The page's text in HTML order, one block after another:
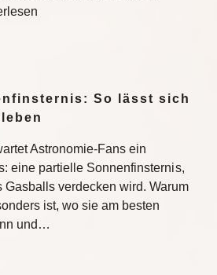
So lässt sich
Astronomie-Fans ein
eine partielle Sonnenfinsternis,
verdecken wird. Warum
ist, wo sie am besten
und…